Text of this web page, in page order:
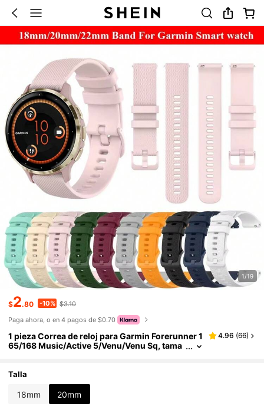
1/19
$2.80 -10% $3.10
Paga ahora, o en 4 pagos de $0.70
1 pieza Correa de reloj para Garmin Forerunner 1
65/168 Music/Active 5/Venu/Venu Sq, tama
4.96 (66)
Talla
18mm 20mm